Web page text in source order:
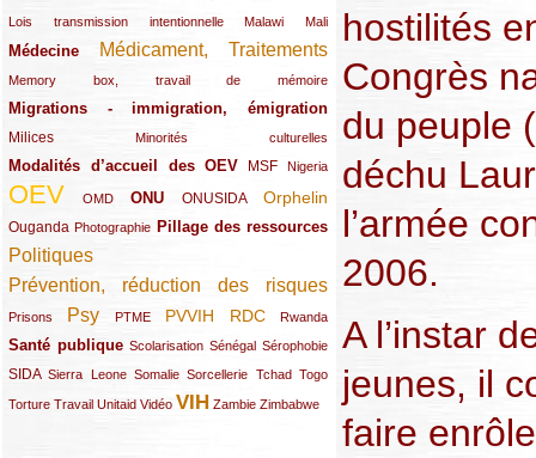
Lois transmission intentionnelle
(24/289) Malawi
(11/289) Mali
(21/289)
Médecine
(62/289) Médicament, Traitements
(142/289)
Memory box, travail de mémoire
(11/289)
Migrations - immigration, émigration
(67/289)
Milices
(34/289) Minorités culturelles
(15/289)
Modalités d’accueil des OEV
(58/289) MSF
(54/289) Nigeria
(27/289)
OEV
(269/289) OMD
(26/289) ONU
(58/289) ONUSIDA
(44/289) Orphelin
(112/289)
Ouganda
(29/289) Photographie
(27/289) Pillage des ressources
(77/289)
Politiques
(120/289)
Prévention, réduction des risques
(131/289)
Prisons
(22/289) Psy
(119/289) PTME
(12/289) PVVIH
(111/289) RDC
(104/289) Rwanda
(23/289)
Santé publique
(59/289) Scolarisation
(9/289) Sénégal
(13/289) Sérophobie
(19/289)
SIDA
(29/289)Sierra Leone
(13/289) Somalie
(12/289) Sorcellerie
(19/289) Tchad
(10/289) Togo
(15/289)
Torture
(17/289)Travail
(21/289) Unitaid
(26/289) Vidéo
(23/289) VIH
(154/289) Zambie
(12/289) Zimbabwe
(21/289)
hostilités
Congrès
du peuple
déchu
l’armée
2006.
A l’instar
jeunes, il
faire